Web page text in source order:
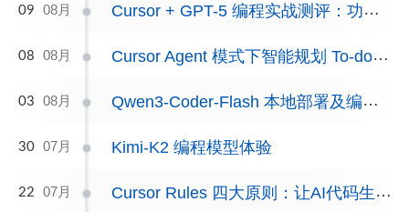
09 08月 Cursor + GPT-5 编程实战测评：功能、性能与真实体验
08 08月 Cursor Agent 模式下智能规划 To-dos 实战
03 08月 Qwen3-Coder-Flash 本地部署及编程体验
30 07月 Kimi-K2 编程模型体验
22 07月 Cursor Rules 四大原则：让AI代码生成更稳定高效